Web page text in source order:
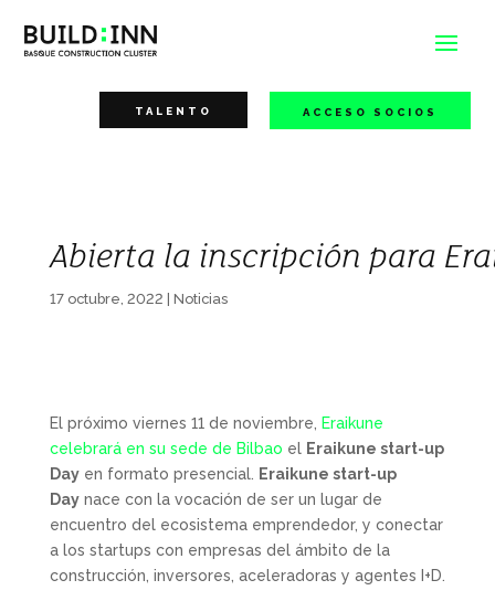
TALENTO ACCESO SOCIOS
Abierta la inscripción para
17 octubre, 2022 Noticias
El próximo viernes 11 de noviembre,
Eraikune
celebrará en su sede de Bilbao el Eraikune start-up
Dayen formato presencial.
Eraikune start-up
Daynace con la vocación de ser un lugar de
encuentro del ecosistema emprendedor, y conectar
a los startups con empresas del ámbito de la
construcción, inversores, aceleradoras y agentes I+D.